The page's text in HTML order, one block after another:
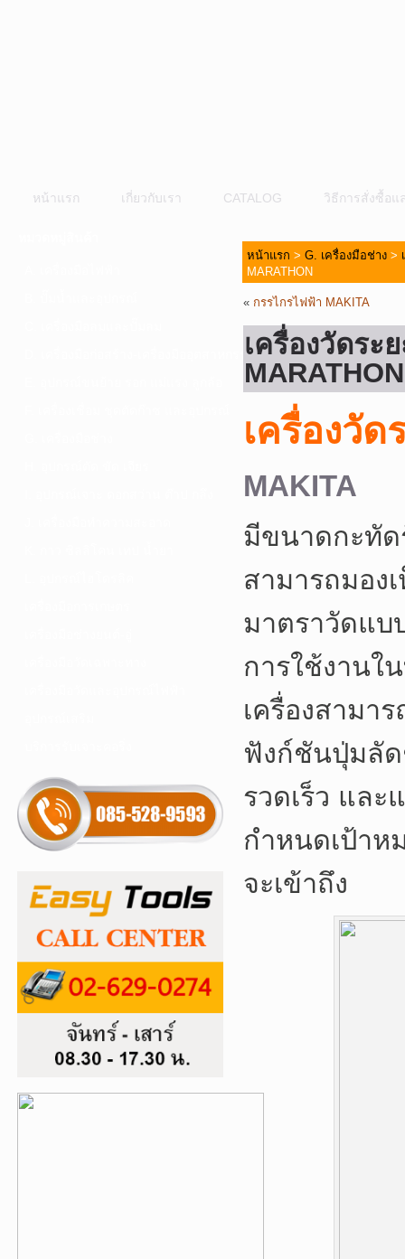
หน้าแรก เกี่ยวกับเรา CATALOG วิธีการสั่งซื้อแ
D. เครื่องมือก่อสร้าง-เครื่องมืออุตสาหกรรม
หน้าแรก > G. เครื่องมือช่าง >
MARATHON
« กรรไกรไฟฟ้า MAKITA
เครื่องวัดระ
MARATHON
เครื่องวัด
MAKITA
มีขนาดกะทัด
สามารถมอง
มาตราวัดแบ
การใช้งานใ
เครื่องสามา
ฟังก์ชันปุ่มลั
รวดเร็ว และ
กำหนดเป้าห
จะเข้าถึง